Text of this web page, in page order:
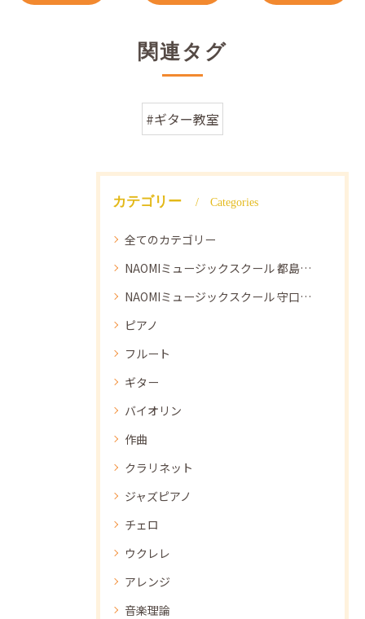
関連タグ
#ギター教室
カテゴリー Categories
全てのカテゴリー
NAOMIミュージックスクール 都島教室
NAOMIミュージックスクール 守口教室
ピアノ
フルート
ギター
バイオリン
作曲
クラリネット
ジャズピアノ
チェロ
ウクレレ
アレンジ
音楽理論